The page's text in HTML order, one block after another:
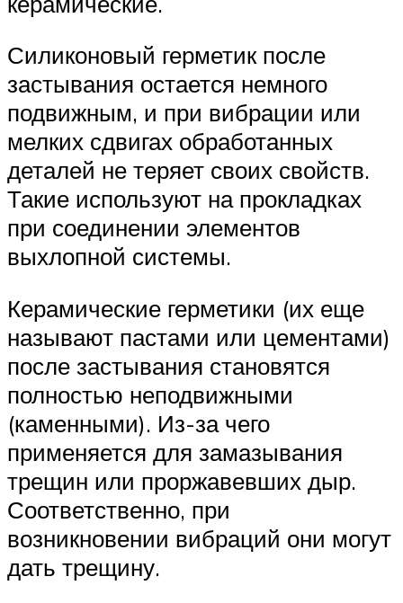
Силиконовый герметик после
застывания остается немного
подвижным, и при вибрации или
мелких сдвигах обработанных
деталей не теряет своих свойств.
Такие используют на прокладках
при соединении элементов
выхлопной системы.
Керамические герметики (их еще
называют пастами или цементами)
после застывания становятся
полностью неподвижными
(каменными). Из-за чего
применяется для замазывания
трещин или проржавевших дыр.
Соответственно, при
возникновении вибраций они могут
дать трещину.